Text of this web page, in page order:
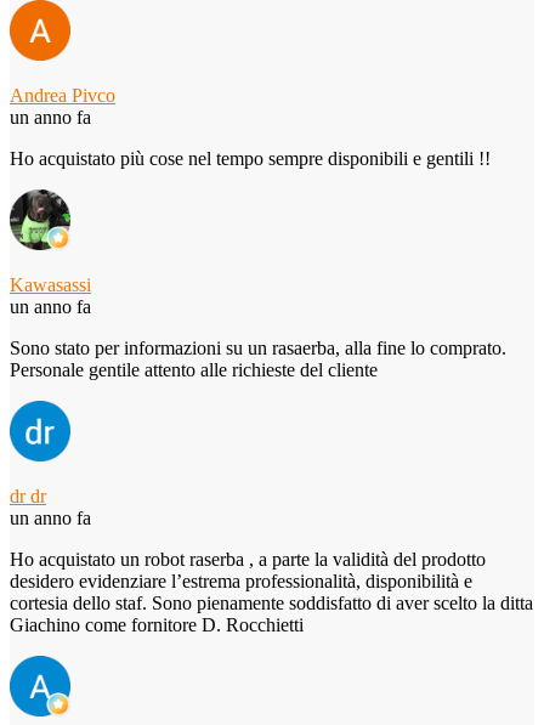
Andrea Pivco
un anno fa
Ho acquistato più cose nel tempo sempre disponibili e gentili !!
Kawasassi
un anno fa
Sono stato per informazioni su un rasaerba, alla fine lo comprato.
Personale gentile attento alle richieste del cliente
dr dr
un anno fa
Ho acquistato un robot raserba , a parte la validità del prodotto
desidero evidenziare l’estrema professionalità, disponibilità e
cortesia dello staf. Sono pienamente soddisfatto di aver scelto la ditta
Giachino come fornitore D. Rocchietti